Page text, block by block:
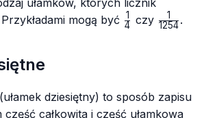
mogą być \frac{1}
4
1 czy \frac{1}
1254
1 .
dziesiętny) to sposób zapisu
część całkowita i część ułamkowa